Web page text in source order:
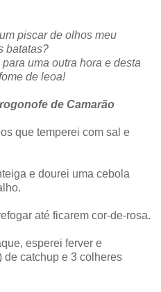
piscar de olhos meu
batatas?
uma outra hora e desta
de leoa!
de Camarão
que temperei com sal e
e dourei uma cebola
até ficarem cor-de-rosa.
esperei ferver e
de catchup e 3 colheres